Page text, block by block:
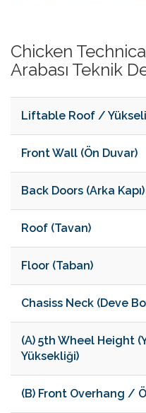
Chicken
Arabası Teknik
Liftable Roof /
Front Wall (Ön Duvar)
Back Doors (Arka Kapı)
Roof (Tavan)
Floor (Taban)
Chasiss Neck (Deve
(A) 5th Wheel Height
Yüksekliği)
(B) Front Overhang /